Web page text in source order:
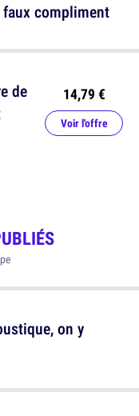
de
14,79 €
Voir l'offre
compliment
on y